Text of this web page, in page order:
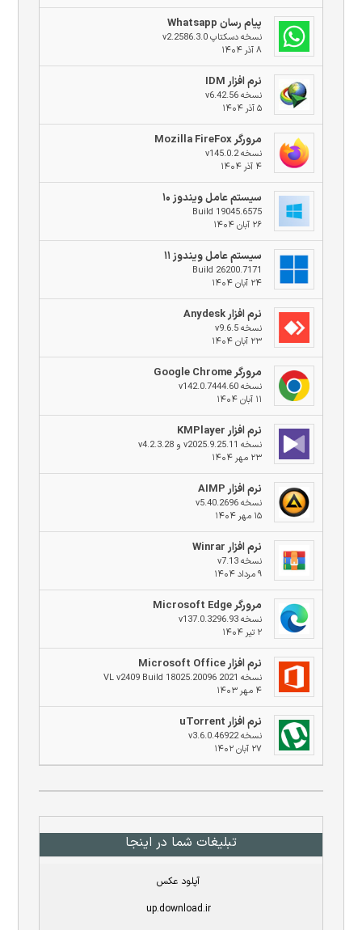
پیام رسان Whatsapp
نسخه دسکتاپ v2.2586.3.0
۸ آذر ۱۴۰۴
نرم افزار IDM
نسخه v6.42.56
۵ آذر ۱۴۰۴
مرورگر Mozilla FireFox
نسخه v145.0.2
۴ آذر ۱۴۰۴
سیستم عامل ویندوز ۱۰
Build 19045.6575
۲۶ آبان ۱۴۰۴
سیستم عامل ویندوز ۱۱
Build 26200.7171
۲۴ آبان ۱۴۰۴
نرم افزار Anydesk
نسخه v9.6.5
۲۳ آبان ۱۴۰۴
مرورگر Google Chrome
نسخه v142.0.7444.60
۱۱ آبان ۱۴۰۴
نرم افزار KMPlayer
نسخه v2025.9.25.11 و v4.2.3.28
۲۳ مهر ۱۴۰۴
نرم افزار AIMP
نسخه v5.40.2696
۱۵ مهر ۱۴۰۴
نرم افزار Winrar
نسخه v7.13
۹ مرداد ۱۴۰۴
مرورگر Microsoft Edge
نسخه v137.0.3296.93
۲ تیر ۱۴۰۴
نرم افزار Microsoft Office
نسخه 2021 VL v2409 Build 18025.20096
۴ مهر ۱۴۰۳
نرم افزار uTorrent
نسخه v3.6.0.46922
۲۷ آبان ۱۴۰۲
تبلیغات شما در اینجا
آپلود عکس
up.download.ir